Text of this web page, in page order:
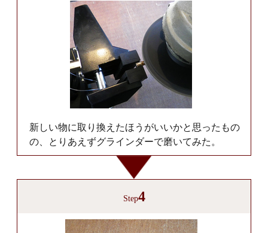
新しい物に取り換えたほうがいいかと思ったもの
の、とりあえずグラインダーで磨いてみた。
Step4